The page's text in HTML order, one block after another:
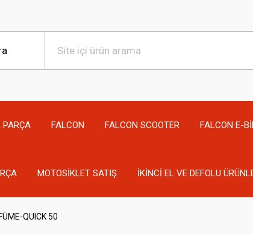
PARÇA FALCON FALCON SCOOTER FALCON E-
MOTOSİKLET SATIŞ İKİNCİ EL VE DEFOLU
QUICK 50